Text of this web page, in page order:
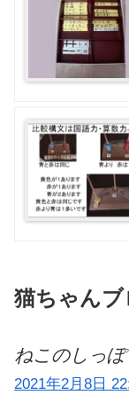
猫ちゃん
ねこのしっぽ
2021年2月8日